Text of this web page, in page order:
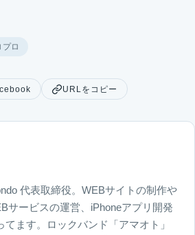
ロ
URLをコピー
代表取締役。WEBサイトの制作や
サービスの運営、iPhoneアプリ開発
てます。ロックバンド「アマオト」